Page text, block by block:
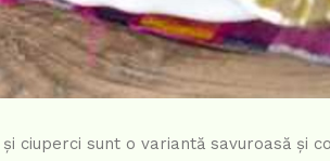
ciuperci sunt o variantă savuroasă și